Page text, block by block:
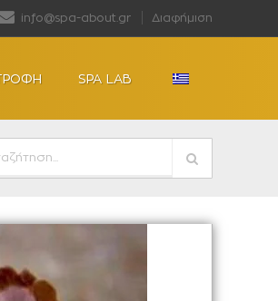
info@spa-about.gr Διαφήμιση
SPA LAB